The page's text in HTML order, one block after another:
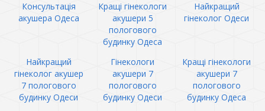
Консультація
акушера Одеса
Кращі гінекологи
акушери 5
пологового
будинку Одеса
Найкращий
гінеколог Одеси
Найкращий
гінеколог акушер
7 пологового
будинку Одеси
Гінекологи
акушери 7
пологового
будинку Одеси
Кращі гінекологи
акушери 7
пологового
будинку Одеса